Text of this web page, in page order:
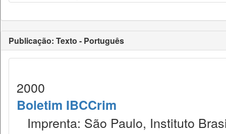
Publicação: Texto - Português
2000
Boletim IBCCrim
Imprenta: São Paulo, Instituto